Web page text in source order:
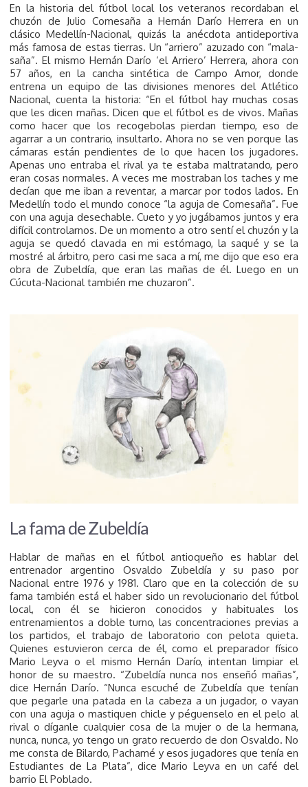
En la historia del fútbol local los veteranos recordaban el
chuzón de Julio Comesaña a Hernán Darío Herrera en un
clásico Medellín-Nacional, quizás la anécdota antideportiva
más famosa de estas tierras. Un “arriero” azuzado con “mala-
saña”. El mismo Hernán Darío ‘el Arriero’ Herrera, ahora con
57 años, en la cancha sintética de Campo Amor, donde
entrena un equipo de las divisiones menores del Atlético
Nacional, cuenta la historia: “En el fútbol hay muchas cosas
que les dicen mañas. Dicen que el fútbol es de vivos. Mañas
como hacer que los recogebolas pierdan tiempo, eso de
agarrar a un contrario, insultarlo. Ahora no se ven porque las
cámaras están pendientes de lo que hacen los jugadores.
Apenas uno entraba el rival ya te estaba maltratando, pero
eran cosas normales. A veces me mostraban los taches y me
decían que me iban a reventar, a marcar por todos lados. En
Medellín todo el mundo conoce “la aguja de Comesaña”. Fue
con una aguja desechable. Cueto y yo jugábamos juntos y era
difícil controlarnos. De un momento a otro sentí el chuzón y la
aguja se quedó clavada en mi estómago, la saqué y se la
mostré al árbitro, pero casi me saca a mí, me dijo que eso era
obra de Zubeldía, que eran las mañas de él. Luego en un
Cúcuta-Nacional también me chuzaron”.
La fama de Zubeldía
Hablar de mañas en el fútbol antioqueño es hablar del
entrenador argentino Osvaldo Zubeldía y su paso por
Nacional entre 1976 y 1981. Claro que en la colección de su
fama también está el haber sido un revolucionario del fútbol
local, con él se hicieron conocidos y habituales los
entrenamientos a doble turno, las concentraciones previas a
los partidos, el trabajo de laboratorio con pelota quieta.
Quienes estuvieron cerca de él, como el preparador físico
Mario Leyva o el mismo Hernán Darío, intentan limpiar el
honor de su maestro. “Zubeldía nunca nos enseñó mañas”,
dice Hernán Darío. “Nunca escuché de Zubeldía que tenían
que pegarle una patada en la cabeza a un jugador, o vayan
con una aguja o mastiquen chicle y péguenselo en el pelo al
rival o díganle cualquier cosa de la mujer o de la hermana,
nunca, nunca, yo tengo un grato recuerdo de don Osvaldo. No
me consta de Bilardo, Pachamé y esos jugadores que tenía en
Estudiantes de La Plata”, dice Mario Leyva en un café del
barrio El Poblado.